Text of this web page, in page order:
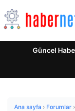
Güncel
Ana sayfa › Forumlar ›